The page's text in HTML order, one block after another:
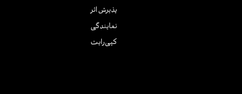
پذیرش اثر
نمایندگی
کپی‌رایت